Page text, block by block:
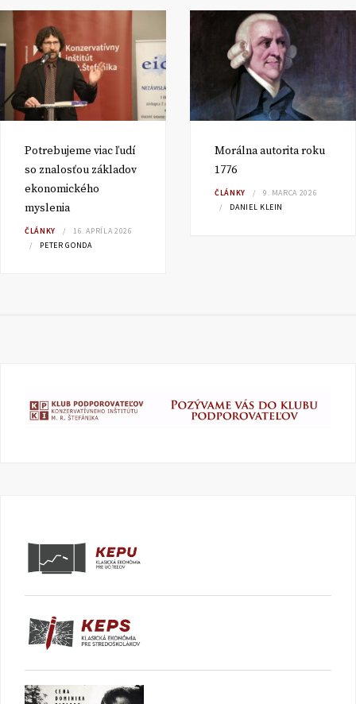
Potrebujeme viac ľudí
so znalosťou základov
ekonomického
myslenia
ČLÁNKY
16. APRÍLA 2026
PETER GONDA
Morálna autorita roku
1776
ČLÁNKY
9. MARCA 2026
DANIEL KLEIN